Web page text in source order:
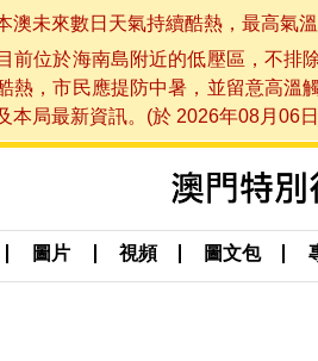
澳未來數日天氣持續酷熱，最高氣
前位於海南島附近的低壓區，不排
熱，市民應提防中暑，並留意高溫
本局最新資訊。(於 2026年08月06
圖片 視頻 圖文包